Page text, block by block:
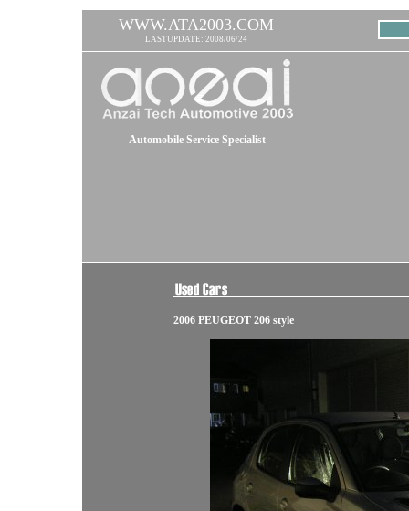
WWW.ATA2003.COM
LASTUPDATE: 2008/06/24
Automobile Service Specialist
2006 PEUGEOT 206 style